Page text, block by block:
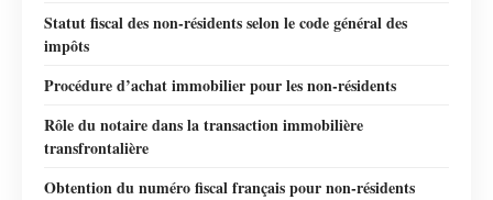
Statut fiscal des non-résidents selon le code général des
impôts
Procédure d’achat immobilier pour les non-résidents
Rôle du notaire dans la transaction immobilière
transfrontalière
Obtention du numéro fiscal français pour non-résidents